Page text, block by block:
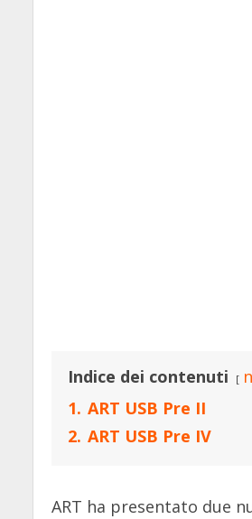
Indice dei contenuti
1. ART USB Pre II
2. ART USB Pre IV
ART ha presentato due